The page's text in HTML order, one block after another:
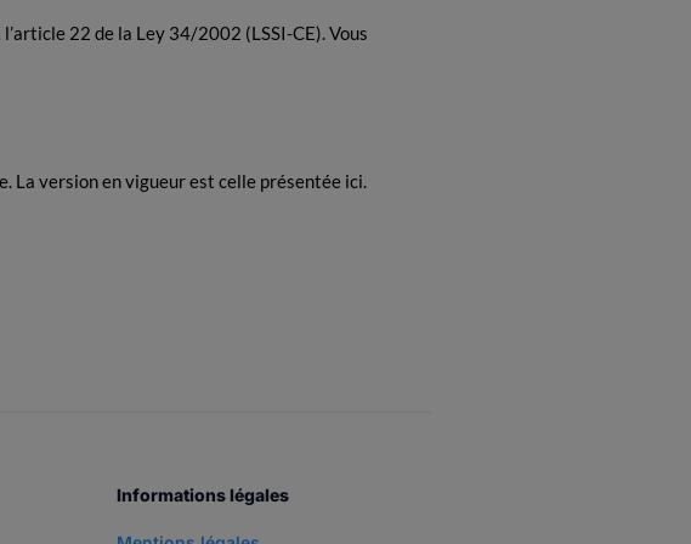
22 de la Ley 34/2002 (LSSI-CE). Vous
La version en vigueur est celle présentée ici.
Informations légales